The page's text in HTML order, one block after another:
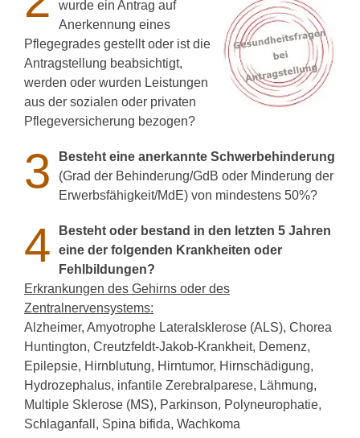
wurde ein Antrag auf
Anerkennung eines
Pflegegrades gestellt oder ist die
Antragstellung beabsichtigt,
werden oder wurden Leistungen
aus der sozialen oder privaten
Pflegeversicherung bezogen?
3
Besteht eine anerkannte Schwerbehinderung
(Grad der Behinderung/GdB oder Minderung der
Erwerbsfähigkeit/MdE) von mindestens 50%?
4
Besteht oder bestand in den letzten 5 Jahren
eine der folgenden Krankheiten oder
Fehlbildungen?
Erkrankungen des Gehirns oder des
Zentralnervensystems:
Alzheimer, Amyotrophe Lateralsklerose (ALS), Chorea
Huntington, Creutzfeldt-Jakob-Krankheit, Demenz,
Epilepsie, Hirnblutung, Hirntumor, Hirnschädigung,
Hydrozephalus, infantile Zerebralparese, Lähmung,
Multiple Sklerose (MS), Parkinson, Polyneurophatie,
Schlaganfall, Spina bifida, Wachkoma